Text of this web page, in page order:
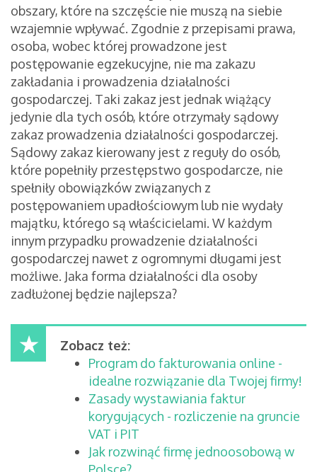
obszary, które na szczęście nie muszą na siebie
wzajemnie wpływać. Zgodnie z przepisami prawa,
osoba, wobec której prowadzone jest
postępowanie egzekucyjne, nie ma zakazu
zakładania i prowadzenia działalności
gospodarczej. Taki zakaz jest jednak wiążący
jedynie dla tych osób, które otrzymały sądowy
zakaz prowadzenia działalności gospodarczej.
Sądowy zakaz kierowany jest z reguły do osób,
które popełniły przestępstwo gospodarcze, nie
spełniły obowiązków związanych z
postępowaniem upadłościowym lub nie wydały
majątku, którego są właścicielami. W każdym
innym przypadku prowadzenie działalności
gospodarczej nawet z ogromnymi długami jest
możliwe. Jaka forma działalności dla osoby
zadłużonej będzie najlepsza?
Zobacz też:
Program do fakturowania online -
idealne rozwiązanie dla Twojej firmy!
Zasady wystawiania faktur
korygujących - rozliczenie na gruncie
VAT i PIT
Jak rozwinąć firmę jednoosobową w